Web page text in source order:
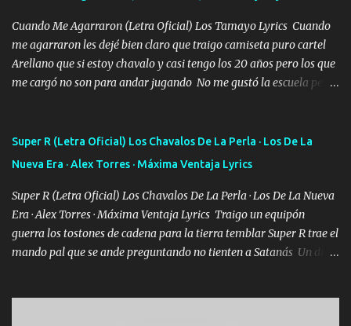
Cuando Me Agarraron (Letra Oficial) Los Tamayo Lyrics Cuando
me agarraron les dejé bien claro que traigo camiseta puro cartel
Arellano que si estoy chavalo y casi tengo los 20 años pero los que
me cargó no son para andar jugando No me gustó la escuela pero
firme el legado que si como me llamó varios ya se han preguntado
Yo Soy El De Las Pacas Sobrino Del Brazo Armad0 Con mi Glock
mando un abrazo andamos al cien Choritas también Música
Ando en la colonia bien acelerado traigo un M2 que nunca me ha
fallado para mi compadre mandó un fuerte abrazo también al
Especial sabe que lo apreciamos En los mejores antros me verán
Super R (Letra Oficial) Los Chavalos De La Perla · Los De La
Nueva Era · Alex Torres · Máxima Ventaja Lyrics
Super R (Letra Oficial) Los Chavalos De La Perla · Los De La Nueva
Era · Alex Torres · Máxima Ventaja Lyrics Traigo un equipón
guerra los tostones de cadena para la tierra temblar Super R trae el
mando pal que se ande preguntando no tienten a Satanás Un día